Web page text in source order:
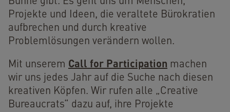
Projekte und Ideen, die veraltete Bürokratien
aufbrechen und durch kreative
Problemlösungen verändern wollen.
Mit unserem Call for Participation machen
wir uns jedes Jahr auf die Suche nach diesen
kreativen Köpfen. Wir rufen alle „Creative
Bureaucrats“ dazu auf, ihre Projekte